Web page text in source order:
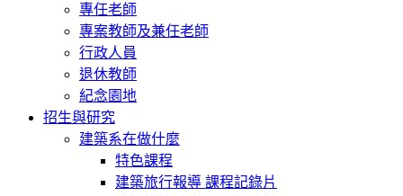
專任老師
專案教師及兼任老師
行政人員
退休教師
紀念園地
招生與研究
建築系在做什麼
特色課程
建築旅行報導 課程記錄片